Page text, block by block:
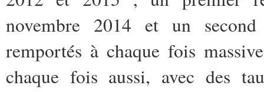
novembre 2014 et un
remportés à chaque fois
chaque fois aussi, avec des